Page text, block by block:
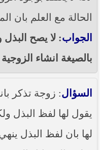
الحالة مع العلم بان
الجواب: لا يصح البذل
بالصيغة انشاء
السؤال: زوجة تذكر
يقول لها لفظ البذل
لها بان لفظ البذل